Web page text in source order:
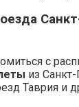
с
из
Таврия и